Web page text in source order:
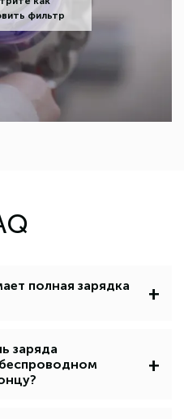
фильтр
полная зарядка
+
заряда
+